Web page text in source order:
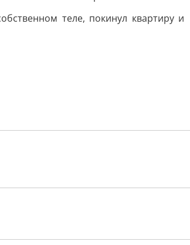
теле, покинул квартиру и